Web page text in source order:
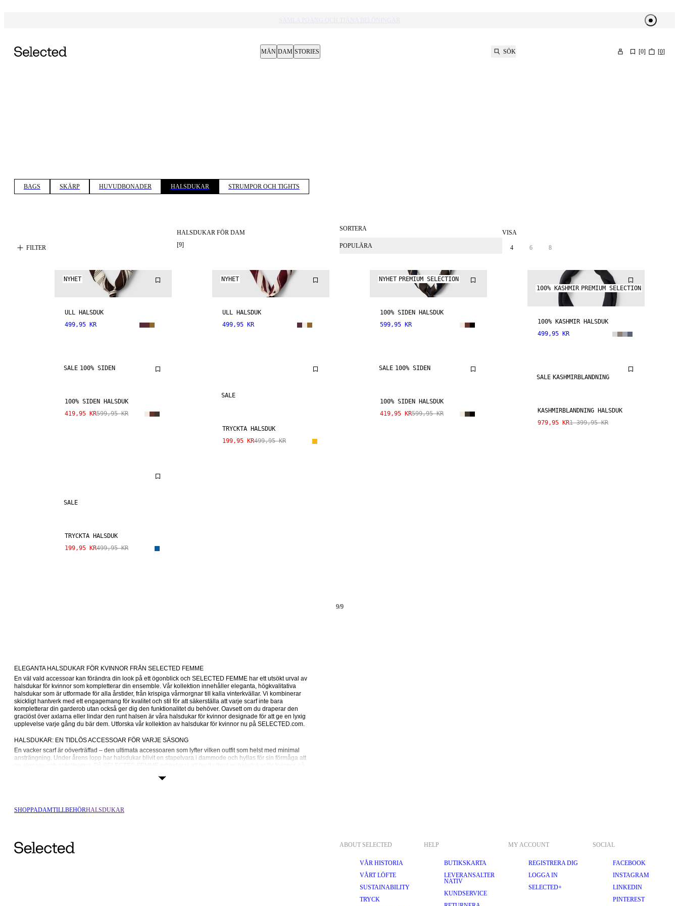
MÄN DAM STORIES SÖK [0] [0]
BAGS SKÄRP HUVUDBONADER HALSDUKAR STRUMPOR OCH TIGHTS
FILTER
HALSDUKAR FÖR DAM
[9]
SORTERA
POPULÄRA
VISA
4 6 8
NYHET
ULL HALSDUK
499,95 KR
NYHET
ULL HALSDUK
499,95 KR
NYHET PREMIUM SELECTION
100% SIDEN HALSDUK
599,95 KR
100% KASHMIR PREMIUM SELECTION
100% KASHMIR HALSDUK
499,95 KR
SALE 100% SIDEN
100% SIDEN HALSDUK
419,95 KR599,95 KR
SALE
TRYCKTA HALSDUK
199,95 KR499,95 KR
SALE 100% SIDEN
100% SIDEN HALSDUK
419,95 KR599,95 KR
SALE KASHMIRBLANDNING
KASHMIRBLANDNING HALSDUK
979,95 KR1 399,95 KR
SALE
TRYCKTA HALSDUK
199,95 KR499,95 KR
9/9
ELEGANTA HALSDUKAR FÖR KVINNOR FRÅN SELECTED FEMME
En väl vald accessoar kan förändra din look på ett ögonblick och SELECTED FEMME har ett utsökt urval av
halsdukar för kvinnor som kompletterar din ensemble. Vår kollektion innehåller eleganta, högkvalitativa
halsdukar som är utformade för alla årstider, från krispiga vårmorgnar till kalla vinterkvällar. Vi kombinerar
skickligt hantverk med ett engagemang för kvalitet och stil för att säkerställa att varje scarf inte bara
kompletterar din garderob utan också ger dig den funktionalitet du behöver. Oavsett om du draperar den
graciöst över axlarna eller lindar den runt halsen är våra halsdukar för kvinnor designade för att ge en lyxig
upplevelse varje gång du bär dem. Utforska vår kollektion av halsdukar för kvinnor nu på SELECTED.com.
HALSDUKAR: EN TIDLÖS ACCESSOAR FÖR VARJE SÄSONG
En vacker scarf är oöverträffad – den ultimata accessoaren som lyfter vilken outfit som helst med minimal
ansträngning. Under årens lopp har halsdukar blivit en stapelvara i dammode och hyllas för sin förmåga att
accessoar som gör stor skillnad: i vårt sortiment av halsdukar för kvinnor hittar du allt från enfärgat till tryck
och färgglada mönster.
mer avslappnad look kan du styla den med en stickad
mångsidig scarf.
SHOPPADAMTILLBEHÖRHALSDUKAR
ABOUT SELECTED
VÅR HISTORIA
VÅRT LÖFTE
SUSTAINABILITY
TRYCK
HELP
BUTIKSKARTA
LEVERANSALTER
NATIV
KUNDSERVICE
MY ACCOUNT
REGISTRERA DIG
LOGGA IN
SELECTED+
SOCIAL
FACEBOOK
INSTAGRAM
LINKEDIN
PINTEREST